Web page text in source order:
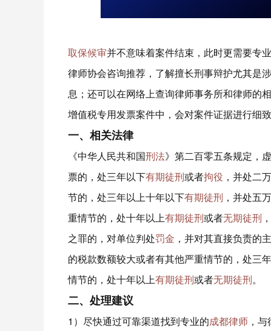
取保候审并不意味着案件结束，此时更需要专
律师协会咨询推荐，了解擅长刑事辩护尤其是
息；还可以在网络上查询律师事务所和律师的
增值税专用发票案件中，会对案件证据进行细
一、相关法律
《中华人民共和国刑法》第二百零五条规定，
票的，处三年以下有期徒刑或者拘役 ，并处二
节的，处三年以上十年以下有期徒刑 ，并处五
重情节的，处十年以上有期徒刑或者无期徒刑
之罪的，对单位判处罚金 ，并对其直接负责的
的税款数额较大或者有其他严重情节的，处三
情节的，处十年以上有期徒刑或者无期徒刑。
二、处理建议
1）尽快通过可靠渠道找到专业的成都律师 ，